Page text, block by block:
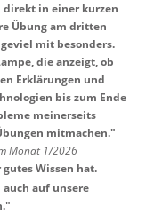
direkt in einer kurzen
Übung am dritten
mit besonders.
die anzeigt, ob
Erklärungen und
bis zum Ende
meinerseits
mitmachen."
Monat 1/2026
Wissen hat.
auf unsere
"